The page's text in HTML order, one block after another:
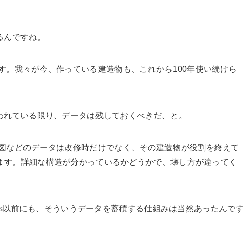
ですね。
。我々が今、作っている建造物も、これから100年使い続けら
ている限り、データは残しておくべきだ、と。
などのデータは改修時だけでなく、その建造物が役割を終えて
。詳細な構造が分かっているかどうかで、壊し方が違ってく
前にも、そういうデータを蓄積する仕組みは当然あったんです